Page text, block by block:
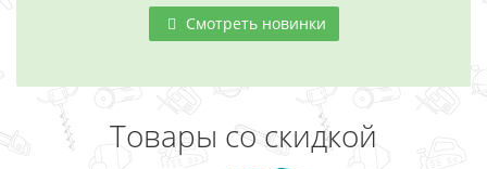
Смотреть новинки
Товары со скидкой